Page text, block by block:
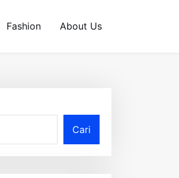
Fashion About Us
Cari